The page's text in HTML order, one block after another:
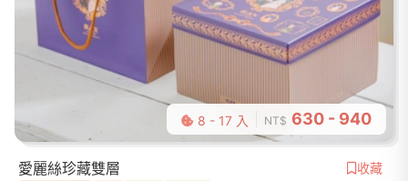
8 - 17 入 NT$ 630 - 940
愛麗絲珍藏雙層 收藏